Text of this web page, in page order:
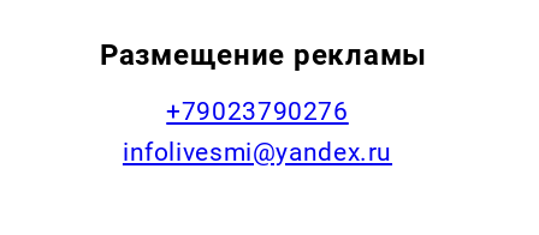
Размещение рекламы
+79023790276
infolivesmi@yandex.ru